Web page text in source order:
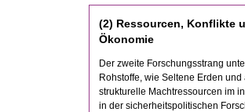
(2) Ressourcen, Konflikte
Ökonomie
Der zweite Forschungsstrang
Rohstoffe, wie Seltene Erden
strukturelle Machtressourcen im
in der sicherheitspolitischen